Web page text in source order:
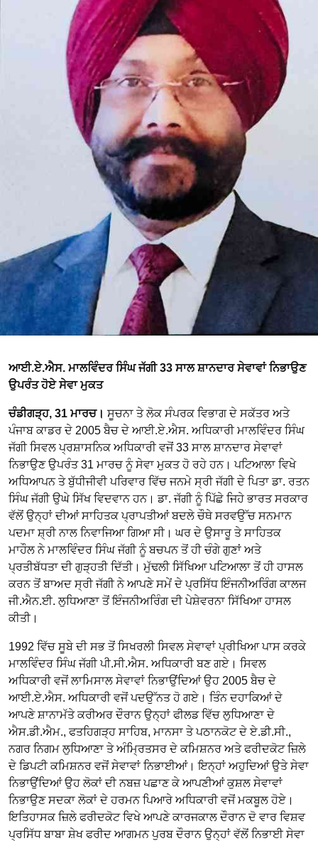
ਆਈ.ਏ.ਐਸ. ਮਾਲਵਿੰਦਰ ਸਿੰਘ ਜੱਗੀ 33 ਸਾਲ ਸ਼ਾਨਦਾਰ ਸੇਵਾਵਾਂ ਨਿਭਾਉਣ
ਉਪਰੰਤ ਹੋਏ ਸੇਵਾ ਮੁਕਤ
ਚੰਡੀਗੜ੍ਹ, 31 ਮਾਰਚ। ਸੂਚਨਾ ਤੇ ਲੋਕ ਸੰਪਰਕ ਵਿਭਾਗ ਦੇ ਸਕੱਤਰ ਅਤੇ
ਪੰਜਾਬ ਕਾਡਰ ਦੇ 2005 ਬੈਚ ਦੇ ਆਈ.ਏ.ਐਸ. ਅਧਿਕਾਰੀ ਮਾਲਵਿੰਦਰ ਸਿੰਘ
ਜੱਗੀ ਸਿਵਲ ਪ੍ਰਸ਼ਾਸਨਿਕ ਅਧਿਕਾਰੀ ਵਜੋਂ 33 ਸਾਲ ਸ਼ਾਨਦਾਰ ਸੇਵਾਵਾਂ
ਨਿਭਾਉਣ ਉਪਰੰਤ 31 ਮਾਰਚ ਨੂੰ ਸੇਵਾ ਮੁਕਤ ਹੋ ਰਹੇ ਹਨ। ਪਟਿਆਲਾ ਵਿਖੇ
ਅਧਿਆਪਨ ਤੇ ਬੁੱਧੀਜੀਵੀ ਪਰਿਵਾਰ ਵਿੱਚ ਜਨਮੇ ਸ੍ਰੀ ਜੱਗੀ ਦੇ ਪਿਤਾ ਡਾ. ਰਤਨ
ਸਿੰਘ ਜੱਗੀ ਉਘੇ ਸਿੱਖ ਵਿਦਵਾਨ ਹਨ। ਡਾ. ਜੱਗੀ ਨੂੰ ਪਿੱਛੇ ਜਿਹੇ ਭਾਰਤ ਸਰਕਾਰ
ਵੱਲੋਂ ਉਨ੍ਹਾਂ ਦੀਆਂ ਸਾਹਿਤਕ ਪ੍ਰਾਪਤੀਆਂ ਬਦਲੇ ਚੌਥੇ ਸਰਵਉੱਚ ਸਨਮਾਨ
ਪਦਮਾ ਸ਼੍ਰੀ ਨਾਲ ਨਿਵਾਜਿਆ ਗਿਆ ਸੀ। ਘਰ ਦੇ ਉਸਾਰੂ ਤੇ ਸਾਹਿਤਕ
ਮਾਹੌਲ ਨੇ ਮਾਲਵਿੰਦਰ ਸਿੰਘ ਜੱਗੀ ਨੂੰ ਬਚਪਨ ਤੋਂ ਹੀ ਚੰਗੇ ਗੁਣਾਂ ਅਤੇ
ਪ੍ਰਤੀਬੱਧਤਾ ਦੀ ਗੁੜ੍ਹਤੀ ਦਿੱਤੀ। ਮੁੱਢਲੀ ਸਿੱਖਿਆ ਪਟਿਆਲਾ ਤੋਂ ਹੀ ਹਾਸਲ
ਕਰਨ ਤੋਂ ਬਾਅਦ ਸ੍ਰੀ ਜੱਗੀ ਨੇ ਆਪਣੇ ਸਮੇਂ ਦੇ ਪ੍ਰਸਿੱਧ ਇੰਜਨੀਅਰਿੰਗ ਕਾਲਜ
ਜੀ.ਐਨ.ਈ. ਲੁਧਿਆਣਾ ਤੋਂ ਇੰਜਨੀਅਰਿੰਗ ਦੀ ਪੇਸ਼ੇਵਰਨਾ ਸਿੱਖਿਆ ਹਾਸਲ
ਕੀਤੀ।
1992 ਵਿੱਚ ਸੂਬੇ ਦੀ ਸਭ ਤੋਂ ਸਿਖਰਲੀ ਸਿਵਲ ਸੇਵਾਵਾਂ ਪ੍ਰੀਖਿਆ ਪਾਸ ਕਰਕੇ
ਮਾਲਵਿੰਦਰ ਸਿੰਘ ਜੱਗੀ ਪੀ.ਸੀ.ਐਸ. ਅਧਿਕਾਰੀ ਬਣ ਗਏ। ਸਿਵਲ
ਅਧਿਕਾਰੀ ਵਜੋਂ ਲਾਮਿਸਾਲ ਸੇਵਾਵਾਂ ਨਿਭਾਉਂਦਿਆਂ ਉਹ 2005 ਬੈਚ ਦੇ
ਆਈ.ਏ.ਐਸ. ਅਧਿਕਾਰੀ ਵਜੋਂ ਪਦਉੱਨਤ ਹੋ ਗਏ। ਤਿੰਨ ਦਹਾਕਿਆਂ ਦੇ
ਆਪਣੇ ਸ਼ਾਨਾਮੱਤੇ ਕਰੀਅਰ ਦੌਰਾਨ ਉਨ੍ਹਾਂ ਫੀਲਡ ਵਿੱਚ ਲੁਧਿਆਣਾ ਦੇ
ਐਸ.ਡੀ.ਐਮ., ਫਤਹਿਗੜ੍ਹ ਸਾਹਿਬ, ਮਾਨਸਾ ਤੇ ਪਠਾਨਕੋਟ ਦੇ ਏ.ਡੀ.ਸੀ.,
ਨਗਰ ਨਿਗਮ ਲੁਧਿਆਣਾ ਤੇ ਅੰਮ੍ਰਿਤਸਰ ਦੇ ਕਮਿਸ਼ਨਰ ਅਤੇ ਫਰੀਦਕੋਟ ਜ਼ਿਲੇ
ਦੇ ਡਿਪਟੀ ਕਮਿਸ਼ਨਰ ਵਜੋਂ ਸੇਵਾਵਾਂ ਨਿਭਾਈਆਂ। ਇਨ੍ਹਾਂ ਅਹੁਦਿਆਂ ਉਤੇ ਸੇਵਾ
ਨਿਭਾਉਂਦਿਆਂ ਉਹ ਲੋਕਾਂ ਦੀ ਨਬਜ਼ ਪਛਾਣ ਕੇ ਆਪਣੀਆਂ ਕੁਸ਼ਲ ਸੇਵਾਵਾਂ
ਨਿਭਾਉਣ ਸਦਕਾ ਲੋਕਾਂ ਦੇ ਹਰਮਨ ਪਿਆਰੇ ਅਧਿਕਾਰੀ ਵਜੋਂ ਮਕਬੂਲ ਹੋਏ।
ਇਤਿਹਾਸਕ ਜ਼ਿਲੇ ਫਰੀਦਕੋਟ ਵਿਖੇ ਆਪਣੇ ਕਾਰਜਕਾਲ ਦੌਰਾਨ ਦੋ ਵਾਰ ਵਿਸ਼ਵ
ਪ੍ਰਸਿੱਧ ਬਾਬਾ ਸ਼ੇਖ ਫਰੀਦ ਆਗਮਨ ਪੁਰਬ ਦੌਰਾਨ ਉਨ੍ਹਾਂ ਵੱਲੋਂ ਨਿਭਾਈ ਸੇਵਾ